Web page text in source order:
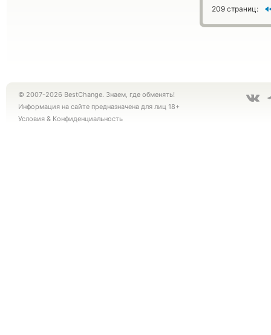
209 страниц:
© 2007-2026 BestChange. Знаем, где обменять!
Информация на сайте предназначена для лиц 18+
Условия & Конфиденциальность